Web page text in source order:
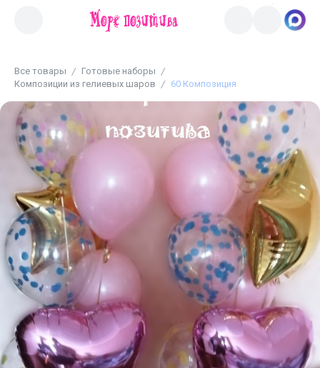
Все товары
Готовые наборы
Композиции из гелиевых шаров
60 Композиция